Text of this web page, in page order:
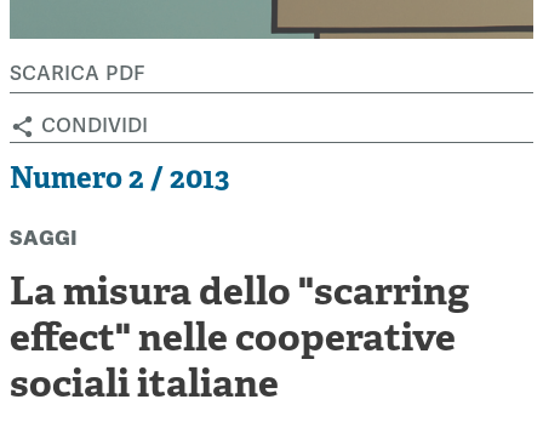
Colophon
Autori
Archivio
Argomenti
Argomenti
Workshop Impresa Sociale 2021
Impresa sociale, reciprocità e sostenibilità
Acini di fuoco - Dossier Mezzogiorno
Valutazione e dintorni
Contatti
scarica pdf
condividi
Numero 2 / 2013
saggi
La misura dello "scarring
effect" nelle cooperative
sociali italiane